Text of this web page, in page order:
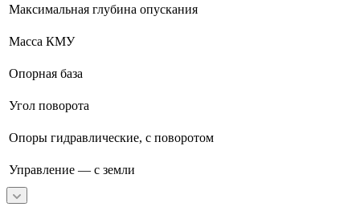
Максимальная глубина опускания
Масса КМУ
Опорная база
Угол поворота
Опоры гидравлические, с поворотом
Управление — с земли